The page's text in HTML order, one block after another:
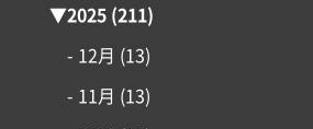
施工事例
はじめての家づくり
▼2025(211)
- 12月 (13)
- 11月 (13)